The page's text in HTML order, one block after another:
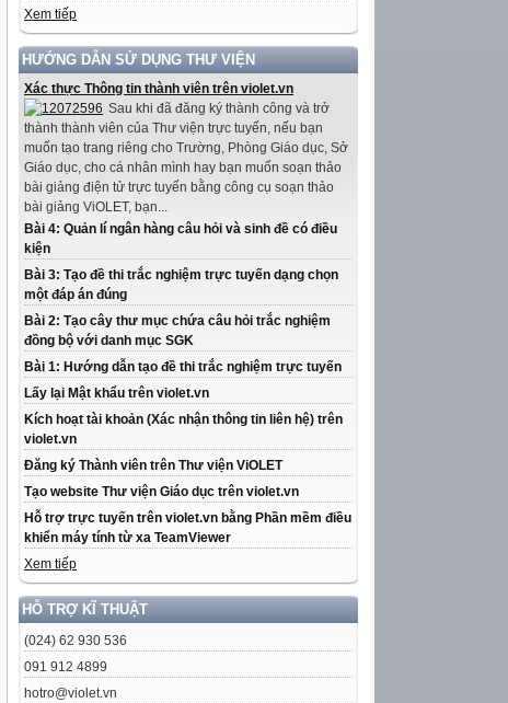
Xem tiếp
HƯỚNG DẪN SỬ DỤNG THƯ VIỆN
Xác thực Thông tin thành viên trên violet.vn
Sau khi đã đăng ký thành công và trở
thành thành viên của Thư viện trực tuyến, nếu bạn
muốn tạo trang riêng cho Trường, Phòng Giáo dục, Sở
Giáo dục, cho cá nhân mình hay bạn muốn soạn thảo
bài giảng điện tử trực tuyến bằng công cụ soạn thảo
bài giảng ViOLET, bạn...
Bài 4: Quản lí ngân hàng câu hỏi và sinh đề có điều
kiện
Bài 3: Tạo đề thi trắc nghiệm trực tuyến dạng chọn
một đáp án đúng
Bài 2: Tạo cây thư mục chứa câu hỏi trắc nghiệm
đồng bộ với danh mục SGK
Bài 1: Hướng dẫn tạo đề thi trắc nghiệm trực tuyến
Lấy lại Mật khẩu trên violet.vn
Kích hoạt tài khoản (Xác nhận thông tin liên hệ) trên
violet.vn
Đăng ký Thành viên trên Thư viện ViOLET
Tạo website Thư viện Giáo dục trên violet.vn
Hỗ trợ trực tuyến trên violet.vn bằng Phần mềm điều
khiển máy tính từ xa TeamViewer
Xem tiếp
HỖ TRỢ KĨ THUẬT
(024) 62 930 536
091 912 4899
hotro@violet.vn